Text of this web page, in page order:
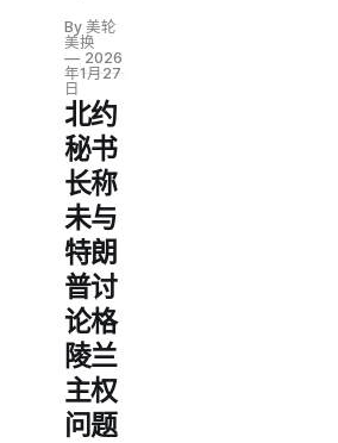
By 美轮
美换
2026
年1月27
日
北约
秘书
长称
未与
特朗
普讨
论格
陵兰
主权
问题